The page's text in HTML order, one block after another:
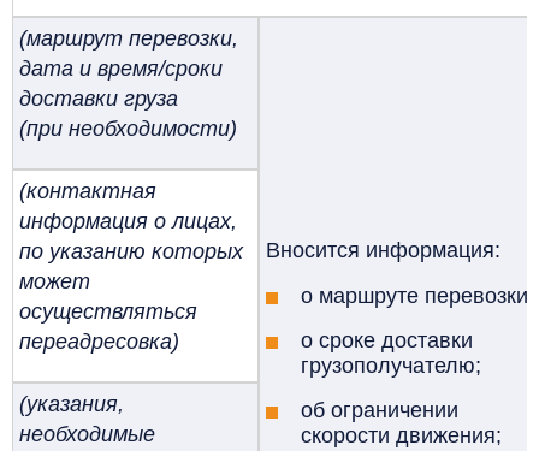
(маршрут перевозки,
дата и время/сроки
доставки груза
(при необходимости)
Вносится информация:
о маршруте перевозки;
о сроке доставки
грузополучателю;
об ограничении
скорости движения;
(контактная
информация о лицах,
по указанию которых
может
осуществляться
переадресовка)
(указания,
необходимые